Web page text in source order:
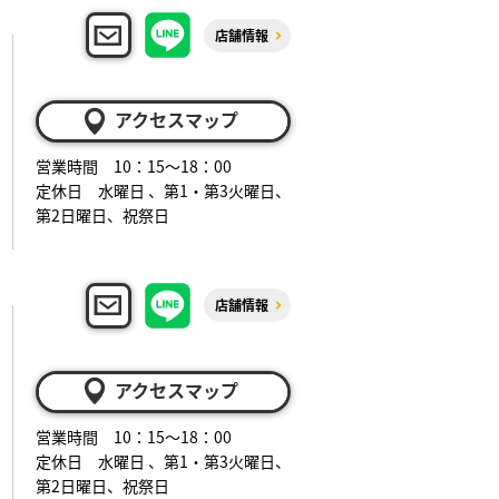
店舗情報
アクセスマップ
営業時間 10：15～18：00
定休日 水曜日 、第1・第3火曜日、
第2日曜日、祝祭日
店舗情報
アクセスマップ
営業時間 10：15～18：00
定休日 水曜日 、第1・第3火曜日、
第2日曜日、祝祭日